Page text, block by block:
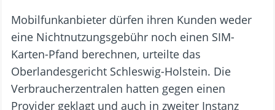
Mobilfunkanbieter dürfen ihren Kunden weder
eine Nichtnutzungsgebühr noch einen SIM-
Karten-Pfand berechnen, urteilte das
Oberlandesgericht Schleswig-Holstein. Die
Verbraucherzentralen hatten gegen einen
Provider geklagt und auch in zweiter Instanz